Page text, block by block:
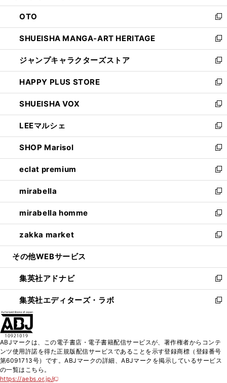
ウ
で
開
く
ン
ド
ウ
で
開
く
OTO
新
し
い
ウ
ィ
ン
ド
ウ
で
開
く
SHUEISHA MANGA-ART HERITAGE
新
し
い
ウ
ィ
ン
ド
ウ
で
開
く
ジャンプキャラクターズストア
新
し
い
ウ
ィ
ン
ド
ウ
で
開
く
HAPPY PLUS STORE
新
し
い
ウ
ィ
ン
ド
ウ
で
開
く
SHUEISHA VOX
新
し
い
ウ
ィ
ン
ド
ウ
で
開
く
LEEマルシェ
新
し
い
ウ
ィ
ン
ド
ウ
で
開
く
SHOP Marisol
新
し
い
ウ
ィ
ン
ド
ウ
で
開
eclat premium
新
し
い
ウ
ィ
ン
ド
ウ
開
く
mirabella
新
し
い
ウ
ィ
ン
ウ
で
開
く
mirabella homme
新
し
い
ウ
ン
ド
ウ
で
zakka market
新
し
ウ
ィ
ン
ド
く
その他WEBサービス
集英社アドナビ
新
し
い
ド
ウ
で
集英社エディターズ・ラボ
新
ィ
ン
ド
ABJマークは、この電子書店・電子書籍配信サービスが、著作権者からコンテ
ンツ使用許諾を得た正規版配信サービスであることを示す登録商標（登録番号
第6091713号）です。ABJマークの詳細、ABJマークを掲示しているサービス
の一覧はこちら。
https://aebs.or.jp/
新